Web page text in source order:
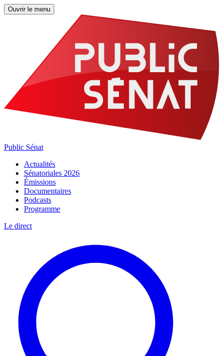
Ouvrir le menu
Public Sénat
Actualités
Sénatoriales 2026
Émissions
Documentaires
Podcasts
Programme
Le direct